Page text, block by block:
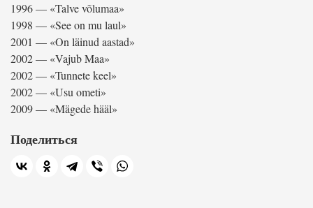
1996 — «Talve võlumaa»
1998 — «See on mu laul»
2001 — «On läinud aastad»
2002 — «Vajub Maa»
2002 — «Tunnete keel»
2002 — «Usu ometi»
2009 — «Mägede hääl»
Поделиться